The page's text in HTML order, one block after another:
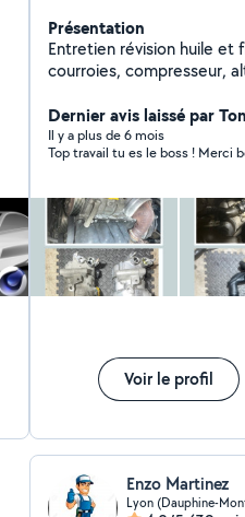
Présentation
Entretien révision huile et filtration
courroies, compresseur,
suspension, amortisseur,
biellettes, colonne de
Freins disques, plaquettes
système de démarrage.
recherche de fuite
infos et pour les tarifs.
Dernier avis laissé par
Il y a plus de 6 mois
Top travail tu es le boss ! Merci
Voir le profil
Enzo Martinez
Lyon (Dauphine-